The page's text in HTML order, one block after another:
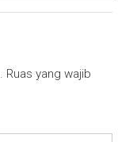
Ruas yang wajib